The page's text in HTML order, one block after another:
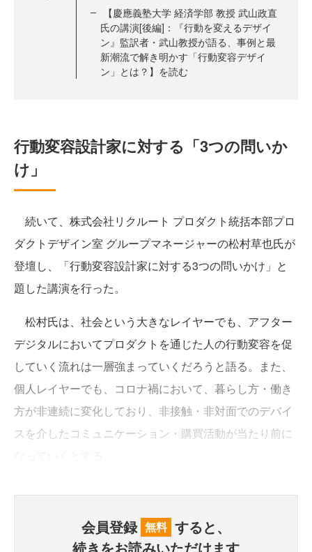
【慶應義塾大学 経済学部 教授 武山政直
氏の講演[後編]：『行動を変えるデザイ
ン』監訳者・武山教授が語る、事例と最
新潮流で解き明かす「行動変容デザイ
ン」とは？】を読む
行動変容設計家に対する「3つの問いか
け」
続いて、株式会社リクルート プロダクト統括本部プロ
ダクトデザイン室 グループマネージャーの松村草也氏が
登壇し、「行動変容設計家に対する3つの問いかけ」と
題した講演を行った。
松村氏は、社会という大きなレイヤーでも、アフター
デジタルにおいてプロダクトを通じた人の行動変容を促
していく流れは一層強まっていくだろうと語る。また、
個人レイヤーでも、コロナ禍において、暮らし方・働き
方が非連続に変化しており、非接触・非対面でのデバイ
スを介したコミュニケーション・購買活動が当たり前に
会員登録 無料 すると、
続きをお読みいただけます